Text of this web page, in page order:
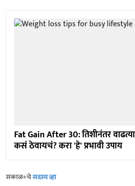
Fat Gain After 30: तिशीनंतर
कसं ठेवायचं? करा 'हे' प्रभावी उपाय
सकाळ+चेसदस्य व्हा